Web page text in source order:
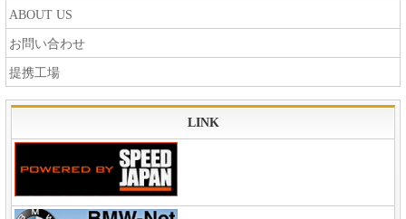
ABOUT US
お問い合わせ
提携工場
LINK